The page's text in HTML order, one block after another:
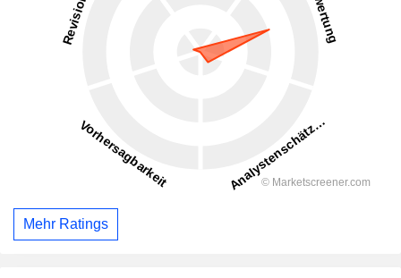
Mehr Ratings